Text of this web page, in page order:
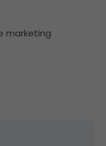
marketing